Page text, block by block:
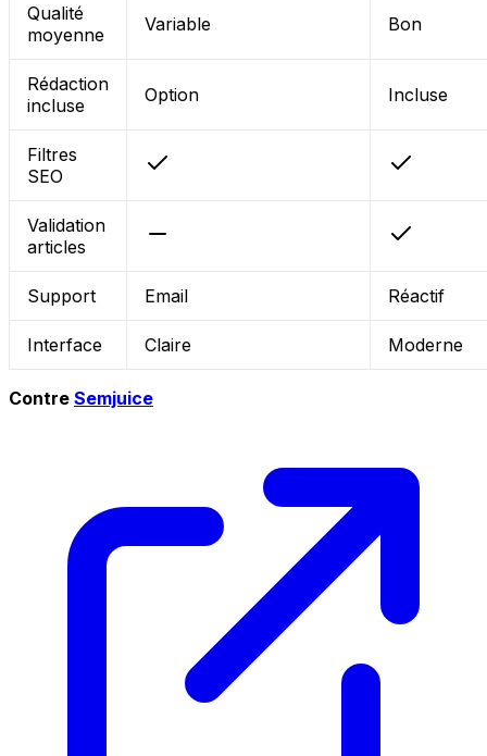
Qualité
moyenne
Variable Bon
Rédaction
incluse
Option Incluse
Filtres
SEO
Validation
articles
Support Email Réactif
Interface Claire Moderne
Contre Semjuice